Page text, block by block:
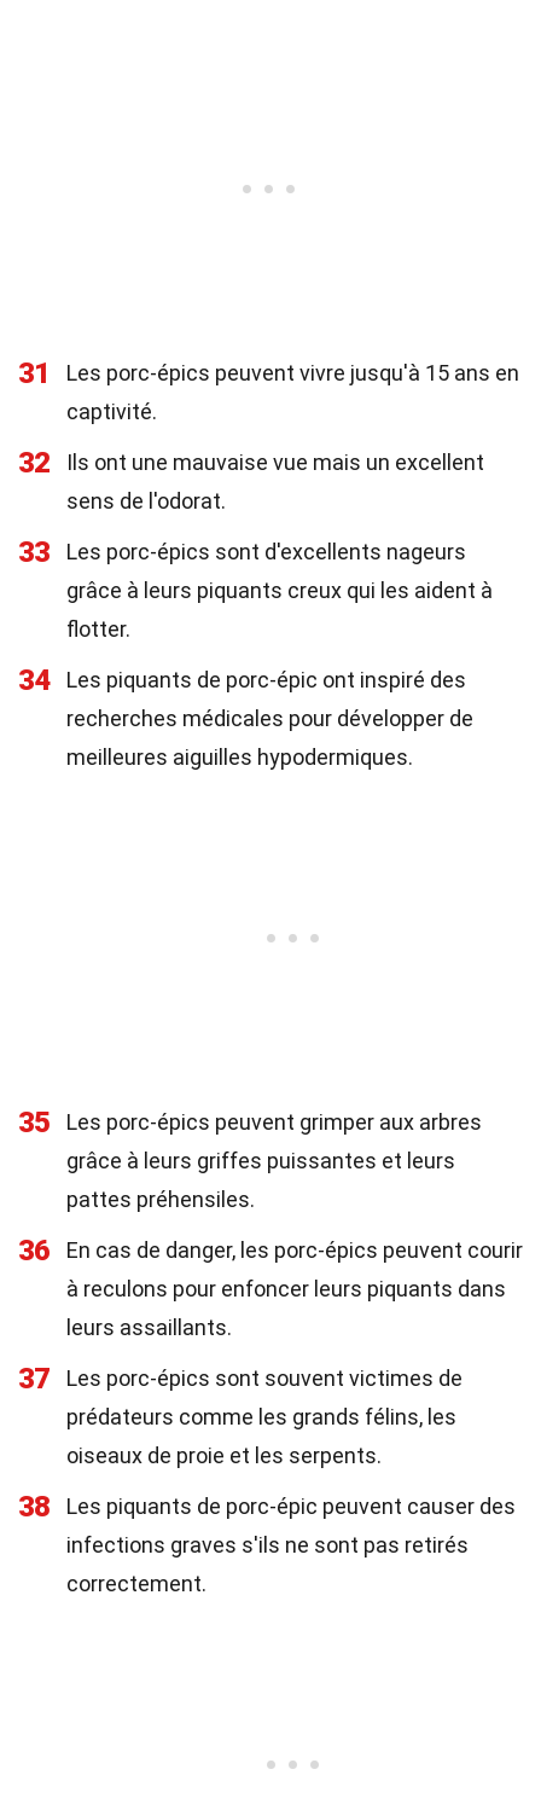
31
Les porc-épics peuvent vivre jusqu'à 15 ans en
captivité.
32
Ils ont une mauvaise vue mais un excellent
sens de l'odorat.
33
Les porc-épics sont d'excellents nageurs
grâce à leurs piquants creux qui les aident à
flotter.
34
Les piquants de porc-épic ont inspiré des
recherches médicales pour développer de
meilleures aiguilles hypodermiques.
35
Les porc-épics peuvent grimper aux arbres
grâce à leurs griffes puissantes et leurs
pattes préhensiles.
36
En cas de danger, les porc-épics peuvent courir
à reculons pour enfoncer leurs piquants dans
leurs assaillants.
37
Les porc-épics sont souvent victimes de
prédateurs comme les grands félins, les
oiseaux de proie et les serpents.
38
Les piquants de porc-épic peuvent causer des
infections graves s'ils ne sont pas retirés
correctement.